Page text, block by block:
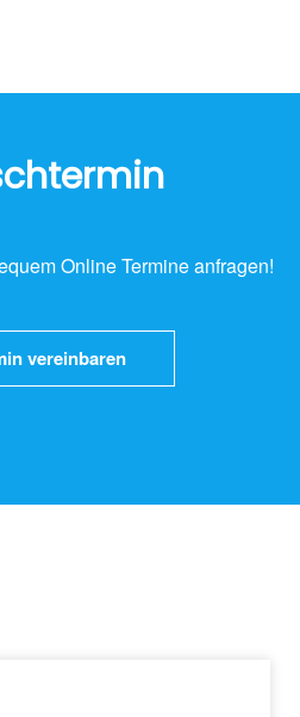
Online Termine anfragen!
vereinbaren